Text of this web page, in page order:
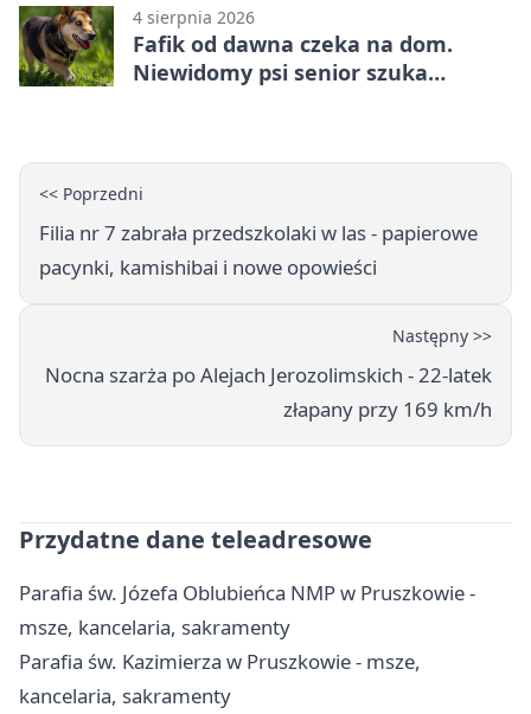
4 sierpnia 2026
Fafik od dawna czeka na dom.
Niewidomy psi senior szuka
<< Poprzedni
Filia nr 7 zabrała przedszkolaki w las - papierowe
pacynki, kamishibai i nowe opowieści
Następny >>
Nocna szarża po Alejach Jerozolimskich - 22-latek
złapany przy 169 km/h
Przydatne dane teleadresowe
Parafia św. Józefa Oblubieńca NMP w Pruszkowie -
msze, kancelaria, sakramenty
Parafia św. Kazimierza w Pruszkowie - msze,
kancelaria, sakramenty